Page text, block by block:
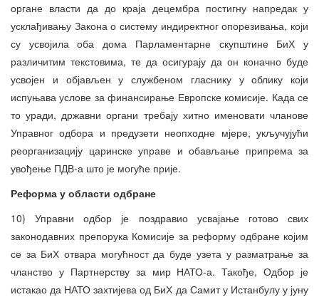
органе власти да до краја децембра постигну напредак у
усклађивању Закона о систему индиректног опорезивања, који
су усвојила оба дома Парламентарне скупштине БиХ у
различитим текстовима, те да осигурају да он коначно буде
усвојен и објављен у службеном гласнику у облику који
испуњава услове за финансирање Европске комисије. Када се
то уради, државни органи требају хитно именовати чланове
Управног одбора и предузети неопходне мјере, укључујући
реорганизацију царинске управе и обављање припрема за
увођење ПДВ-а што је могуће прије.
Реформа у области одбране
10) Управни одбор је поздравио усвајање готово свих
законодавних препорука Комисије за реформу одбране којим
се за БиХ отвара могућност да буде узета у разматрање за
чланство у Партнерству за мир НАТО-а. Такође, Одбор је
истакао да НАТО захтијева од БиХ да Самит у Истанбулу у јуну